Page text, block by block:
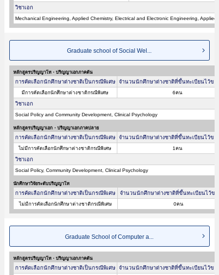
วิชาเอก
Mechanical Engineering, Applied Chemistry, Electrical and Electronic Engineering,
Graduate school of Social Wel...
หลักสูตรปริญญาโท・ปริญญาเอกภาคต้น
การคัดเลือกนักศึกษาต่างชาติเป็นกรณีพิเศษ จำนวนนักศึกษาต่างชาติที่ขึ้นทะเบียนไว้ขอ
มีการคัดเลือกนักศึกษาต่างชาติกรณีพิเศษ 6คน
วิชาเอก
Social Policy and Community Development, Clinical Psychology
หลักสูตรปริญญาเอก・ปริญญาเอกภาคปลาย
การคัดเลือกนักศึกษาต่างชาติเป็นกรณีพิเศษ จำนวนนักศึกษาต่างชาติที่ขึ้นทะเบียนไว้ขอ
ไม่มีการคัดเลือกนักศึกษาต่างชาติกรณีพิเศษ 1คน
วิชาเอก
Social Policy, Community Development, Clinical Psychology
นักศึกษาวิจัยระดับปริญญาโท
การคัดเลือกนักศึกษาต่างชาติเป็นกรณีพิเศษ จำนวนนักศึกษาต่างชาติที่ขึ้นทะเบียนไว้ขอ
ไม่มีการคัดเลือกนักศึกษาต่างชาติกรณีพิเศษ 0คน
Graduate School of Computer a...
หลักสูตรปริญญาโท・ปริญญาเอกภาคต้น
การคัดเลือกนักศึกษาต่างชาติเป็นกรณีพิเศษ จำนวนนักศึกษาต่างชาติที่ขึ้นทะเบียนไว้ขอ